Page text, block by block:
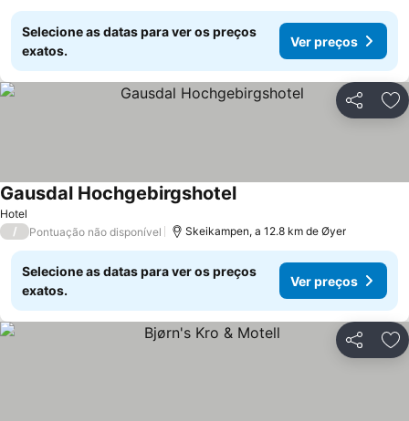
Selecione as datas para ver os preços
exatos.
Ver preços
Partilhar
Hotel
Gausdal Hochgebirgshotel
/ Pontuação não disponível Skeikampen, a 12.8 km de Øyer
Selecione as datas para ver os preços
exatos.
Ver preços
Partilhar